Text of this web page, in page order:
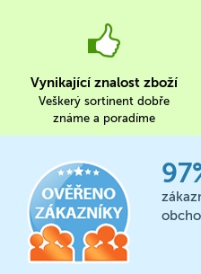
Vynikající znalost zboží
Veškerý sortinent dobře
známe a poradíme